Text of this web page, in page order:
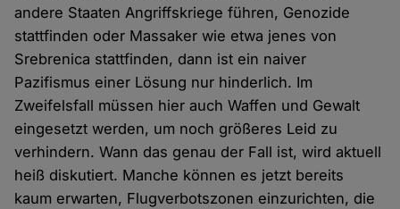
andere Staaten Angriffskriege führen, Genozide
stattfinden oder Massaker wie etwa jenes von
Srebrenica stattfinden, dann ist ein naiver
Pazifismus einer Lösung nur hinderlich. Im
Zweifelsfall müssen hier auch Waffen und Gewalt
eingesetzt werden, um noch größeres Leid zu
verhindern. Wann das genau der Fall ist, wird aktuell
heiß diskutiert. Manche können es jetzt bereits
kaum erwarten, Flugverbotszonen einzurichten, die